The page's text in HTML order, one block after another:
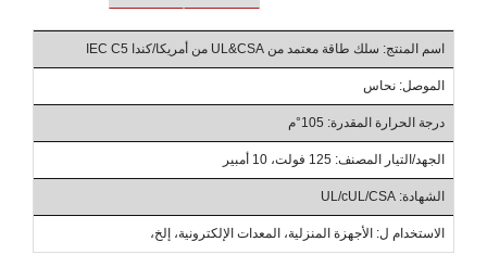
اسم المنتج: سلك طاقة معتمد من UL&CSA من أمريكا/كندا IEC C5
الموصل: نحاس
درجة الحرارة المقدرة: 105°م
الجهد/التيار المصنف: 125 فولت، 10 أمبير
الشهادة: UL/cUL/CSA
الاستخدام ل: الأجهزة المنزلية، المعدات الإلكترونية، إلخ،